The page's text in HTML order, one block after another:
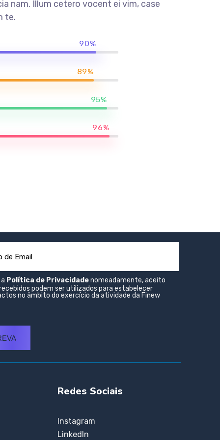
nam. Illum cetero vocent ei vim, case
te.
90%
89%
95%
96%
Política de Privacidadenomeadamente, aceito
podem ser utilizados para estabelecer
no âmbito do exercício da atividade da Finew
Redes Sociais
Instagram
LinkedIn